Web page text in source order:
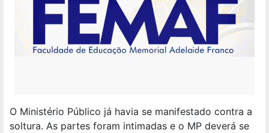
O Ministério Público já havia se manifestado contra a
soltura. As partes foram intimadas e o MP deverá se